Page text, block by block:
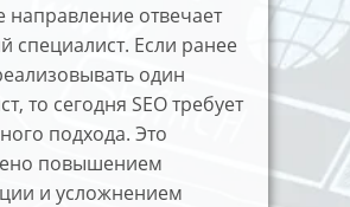
направление отвечает
специалист. Если ранее
один
то сегодня SEO требует
подхода. Это
повышением
и усложнением